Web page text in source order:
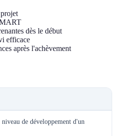
dès le début
efficace
après l'achèvement
de développement d'un